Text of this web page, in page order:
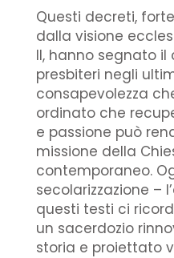
Questi decreti,
dalla visione
II, hanno segnato
presbiteri negli
consapevolezza
ordinato che
e passione può
missione della
contemporaneo.
secolarizzazione –
questi testi ci
un sacerdozio
storia e proiettato